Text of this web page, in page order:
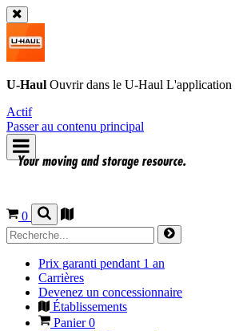
U-Haul Ouvrir dans le U-Haul L'application
Actif
Passer au contenu principal
0
Prix garanti pendant 1 an
Carrières
Devenez un concessionnaire
Établissements
Panier0